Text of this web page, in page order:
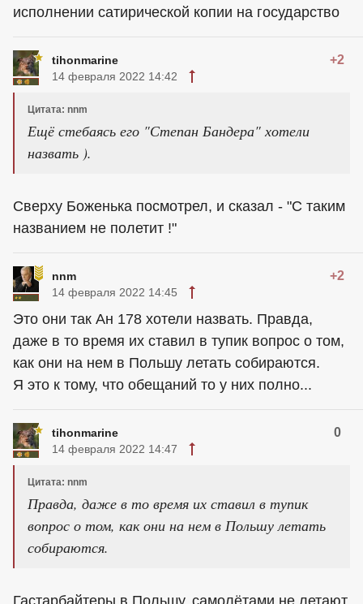
исполнении сатирической копии на государство
tihonmarine +2
14 февраля 2022 14:42
Цитата: nnm
Ещё стебаясь его "Степан Бандера" хотели
назвать ).
Сверху Боженька посмотрел, и сказал - "С таким
названием не полетит !"
nnm +2
14 февраля 2022 14:45
Это они так Ан 178 хотели назвать. Правда,
даже в то время их ставил в тупик вопрос о том,
как они на нем в Польшу летать собираются.
Я это к тому, что обещаний то у них полно...
tihonmarine 0
14 февраля 2022 14:47
Цитата: nnm
Правда, даже в то время их ставил в тупик
вопрос о том, как они на нем в Польшу летать
собираются.
Гастарбайтеры в Польшу, самолётами не летают.